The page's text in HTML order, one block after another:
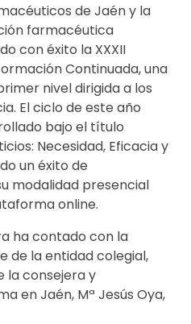
de Jaén y la
farmacéutica
con éxito la XXXII
Continuada, una
nivel dirigida a los
El ciclo de este año
bajo el título
Necesidad, Eficacia y
un éxito de
modalidad presencial
online.
ha contado con la
de la entidad colegial,
la consejera y
en Jaén, Mª Jesús Oya,